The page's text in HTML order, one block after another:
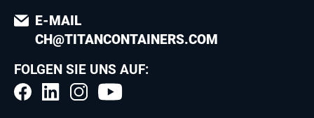
E-MAIL
CH@TITANCONTAINERS.COM
FOLGEN SIE UNS AUF: